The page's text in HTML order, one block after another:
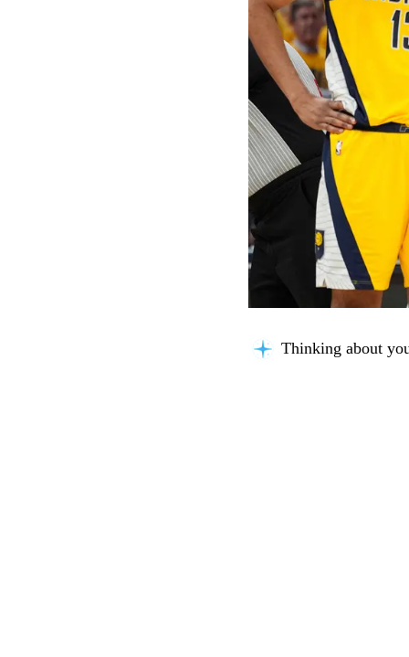
Thinking about